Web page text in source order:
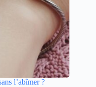
l’abîmer ?